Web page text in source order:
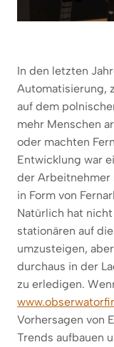
In den letzten
Automatisierung,
auf dem
mehr Menschen
oder machten
Entwicklung war
der Arbeitnehmer
in Form von
Natürlich hat
stationären auf
umzusteigen,
durchaus in der
zu erledigen.
Vorhersagen von
Trends aufbauen